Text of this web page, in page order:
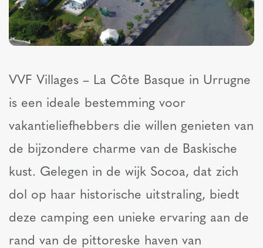
VVF Villages – La Côte Basque in Urrugne
is een ideale bestemming voor
vakantieliefhebbers die willen genieten van
de bijzondere charme van de Baskische
kust. Gelegen in de wijk Socoa, dat zich
dol op haar historische uitstraling, biedt
deze camping een unieke ervaring aan de
rand van de pittoreske haven van